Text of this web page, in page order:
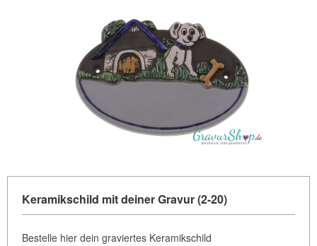
Keramikschild mit deiner Gravur (2-20)
Bestelle hier dein graviertes Keramikschild